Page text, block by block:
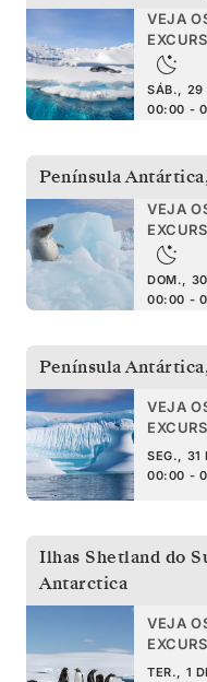
VEJA
SÁB., 29
00:00 -
Península Antártica
VEJA
DOM.,
00:00 -
Península Antártica
VEJA
SEG., 31
00:00 -
Ilhas Shetland do
Antarctica
VEJA
TER., 1